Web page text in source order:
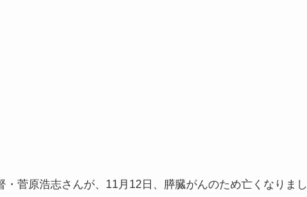
菅原浩志さんが、11月12日、膵臓がんのため亡くなりまし